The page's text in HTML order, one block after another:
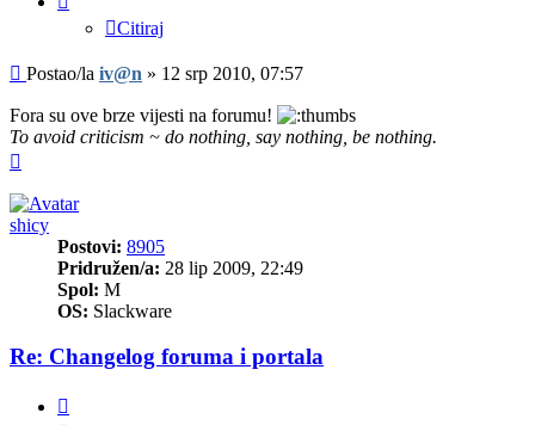
Citiraj
Post
Postao/la iv@n » 12 srp 2010, 07:57
Fora su ove brze vijesti na forumu!
To avoid criticism ~ do nothing, say nothing, be nothing.
shicy
Postovi: 8905
Pridružen/a: 28 lip 2009, 22:49
Spol: M
OS: Slackware
Re: Changelog foruma i portala